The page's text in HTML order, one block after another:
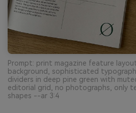
Prompt: print magazine feature
background, sophisticated
dividers in deep pine green with
editorial grid, no photographs, only
shapes --ar 3:4